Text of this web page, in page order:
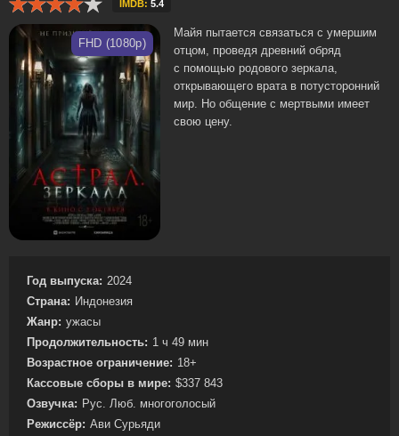
IMDB: 5.4
FHD (1080p)
Майя пытается связаться с умершим
отцом, проведя древний обряд
с помощью родового зеркала,
открывающего врата в потусторонний
мир. Но общение с мертвыми имеет
свою цену.
Год выпуска: 2024
Страна: Индонезия
Жанр: ужасы
Продолжительность: 1 ч 49 мин
Возрастное ограничение: 18+
Кассовые сборы в мире: $337 843
Озвучка: Рус. Люб. многоголосый
Режиссёр: Ави Сурьяди